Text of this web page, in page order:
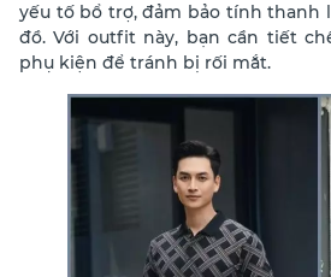
yếu tố bổ trợ, đảm bảo tính thanh
đồ. Với outfit này, bạn cần tiết
phụ kiện để tránh bị rối mắt.